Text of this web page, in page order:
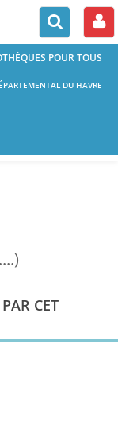
POUR TOUS
DU HAVRE
CET